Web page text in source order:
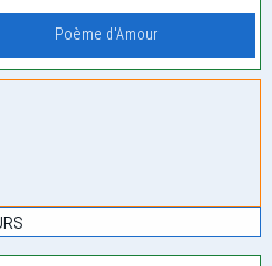
Poème d'Amour